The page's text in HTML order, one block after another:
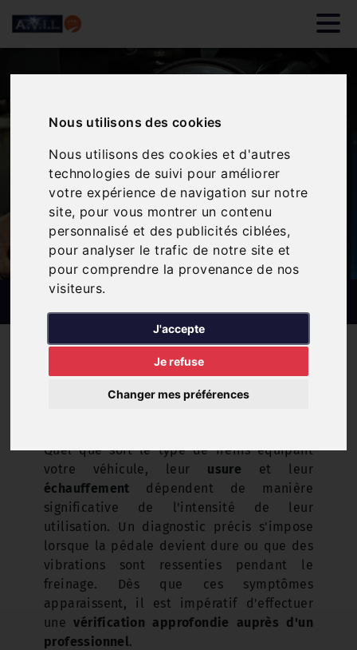
Nous utilisons des cookies
Nous utilisons des cookies et d'autres
technologies de suivi pour améliorer
votre expérience de navigation sur notre
site, pour vous montrer un contenu
personnalisé et des publicités ciblées,
pour analyser le trafic de notre site et
pour comprendre la provenance de nos
visiteurs.
J'accepte
Je refuse
Changer mes préférences
SYSTÈME DE FREINAGE
Nos services Système de freinage
Quel que soit le type de freins équipant
votre véhicule, leur usure et leur
échauffement dépendent de manière
significative de l'intensité de leur
utilisation. Un diagnostic précis s'impose
lorsque la pédale devient dure ou que des
vibrations sont ressenties pendant le
freinage. Dès que ces symptômes
apparaissent, il est impératif d'effectuer
unevérification approfondie auprès d'un
professionnel.